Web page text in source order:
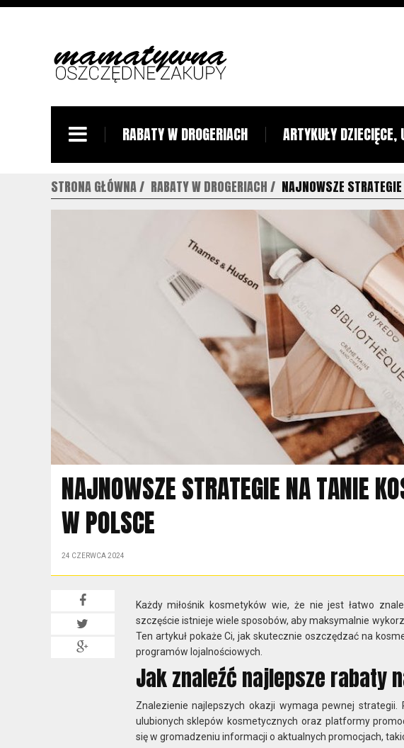
RABATY W DROGERIACH ARTYKUŁY DZIECIĘCE,
STRONA GŁÓWNA RABATY W DROGERIACH NAJNOWSZE
NAJNOWSZE STRATEGIE NA TANIE
W POLSCE
24 CZERWCA 2024
Każdy miłośnik kosmetyków wie, że nie jest łatwo
szczęście istnieje wiele sposobów, aby maksymalnie
Ten artykuł pokaże Ci, jak skutecznie oszczędzać na
programów lojalnościowych.
Jak znaleźć najlepsze rabaty
Znalezienie najlepszych okazji wymaga pewnej
ulubionych sklepów kosmetycznych oraz platformy
się w gromadzeniu informacji o aktualnych promocjach,